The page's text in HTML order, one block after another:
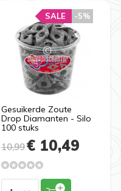
Gesuikerde Zoute
Drop Diamanten - Silo
100 stuks
-5%
SALE
10,99€ 10,49